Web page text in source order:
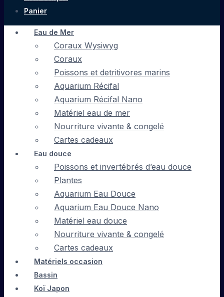
Panier
Eau de Mer
Coraux Wysiwyg
Coraux
Poissons et detritivores marins
Aquarium Récifal
Aquarium Récifal Nano
Matériel eau de mer
Nourriture vivante & congelé
Cartes cadeaux
Eau douce
Poissons et invertébrés d’eau douce
Plantes
Aquarium Eau Douce
Aquarium Eau Douce Nano
Matériel eau douce
Nourriture vivante & congelé
Cartes cadeaux
Matériels occasion
Bassin
Koï Japon